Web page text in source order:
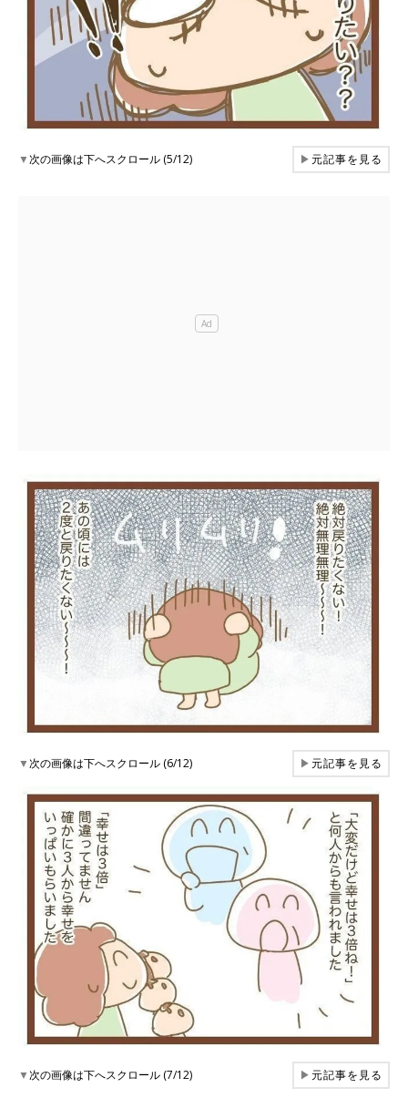
▼次の画像は下へスクロール (5/12) ▶元記事を見る
▼次の画像は下へスクロール (6/12) ▶元記事を見る
▼次の画像は下へスクロール (7/12) ▶元記事を見る